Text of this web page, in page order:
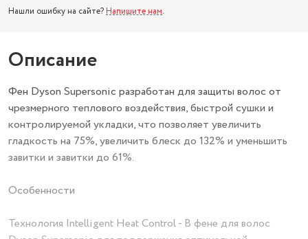
Нашли ошибку на сайте? Напишите нам.
Описание
Фен Dyson Supersonic разработан для защиты волос от
чрезмерного теплового воздействия, быстрой сушки и
контролируемой укладки, что позволяет увеличить
гладкость на 75%, увеличить блеск до 132% и уменьшить
завитки и завитки до 61%.
Особенности
Технология Intelligent Heat Control - В фене для волос